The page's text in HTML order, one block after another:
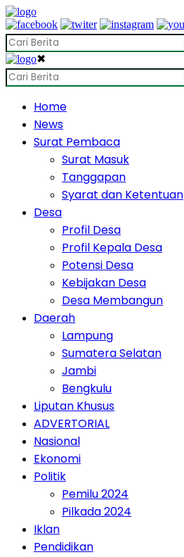
✖
Home
News
Surat Pembaca
Surat Masuk
Tanggapan
Syarat dan Ketentuan
Desa
Profil Desa
Profil Kepala Desa
Potensi Desa
Kebijakan Desa
Desa Membangun
Daerah
Lampung
Sumatera Selatan
Jambi
Bengkulu
Liputan Khusus
ADVERTORIAL
Nasional
Ekonomi
Politik
Pemilu 2024
Pilkada 2024
Iklan
Pendidikan